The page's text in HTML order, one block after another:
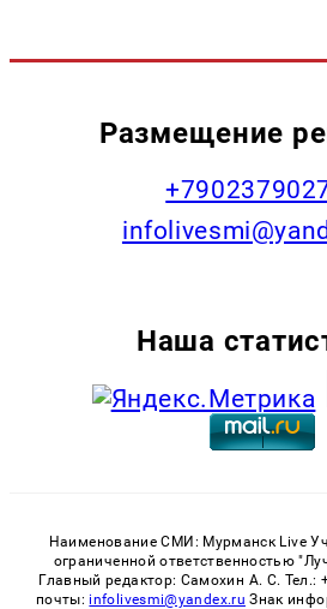
Размещение
Наша
Наименование СМИ: Мурманск Live
ограниченной ответственностью
Главный редактор: Самохин А. С. Тел.:
почты: infolivesmi@yandex.ru Знак